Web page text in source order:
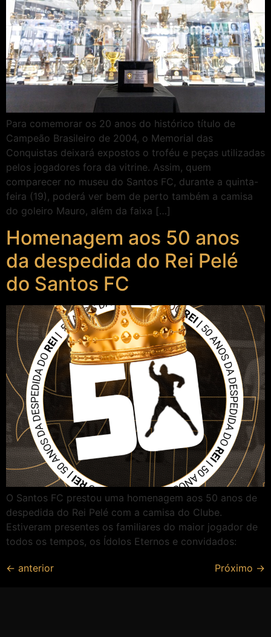
Para comemorar os 20 anos do histórico título de
Campeão Brasileiro de 2004, o Memorial das
Conquistas deixará expostos o troféu e peças utilizadas
pelos jogadores fora da vitrine. Assim, quem
comparecer no museu do Santos FC, durante a quinta-
feira (19), poderá ver bem de perto também a camisa
do goleiro Mauro, além da faixa […]
Homenagem aos 50 anos
da despedida do Rei Pelé
do Santos FC
O Santos FC prestou uma homenagem aos 50 anos de
despedida do Rei Pelé com a camisa do Clube.
Estiveram presentes os familiares do maior jogador de
todos os tempos, os Ídolos Eternos e convidados:
← anterior Próximo →